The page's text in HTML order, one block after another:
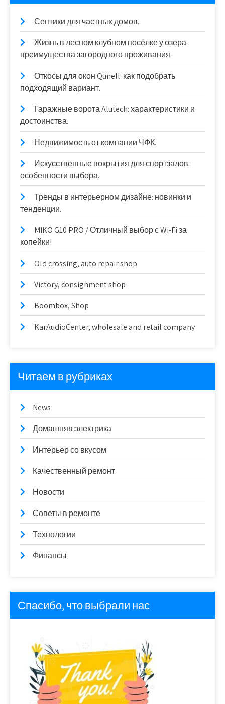
Септики для частных домов.
Жизнь в лесном клубном посёлке у озера:
преимущества загородного проживания.
Откосы для окон Qunell: как подобрать
подходящий вариант.
Гаражные ворота Alutech: характеристики и
достоинства.
Недвижимость от компании ЧФК.
Искусственные покрытия для спортзалов:
особенности выбора.
Тренды в интерьерном дизайне: новинки и
тенденции.
MIKO G10 PRO / Отличный выбор с Wi-Fi за
копейки!
Old crossing, auto repair shop
Victory, consignment shop
Boombox, Shop
KarAudioCenter, wholesale and retail company
Читаем в рубриках
News
Домашняя электрика
Интерьер со вкусом
Качественный ремонт
Новости
Советы в ремонте
Технологии
Финансы
Спасибо, что выбрали нас